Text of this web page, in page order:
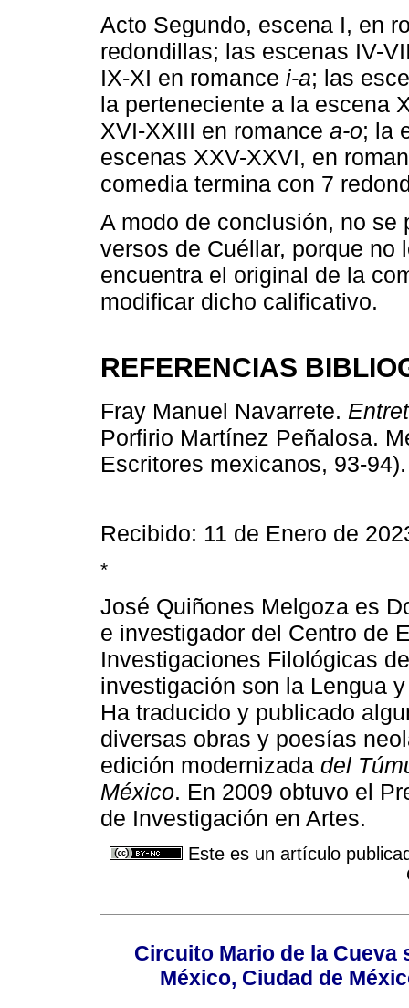
Acto Segundo, escena I, en
redondillas; las escenas IV-
IX-XI en romance i-a; las
la perteneciente a la escena
XVI-XXIII en romance a-o; la
escenas XXV-XXVI, en
comedia termina con 7
A modo de conclusión, no
versos de Cuéllar, porque no
encuentra el original de la
modificar dicho calificativo.
REFERENCIAS
Fray Manuel Navarrete.
Porfirio Martínez Peñalosa.
Escritores mexicanos, 93-
Recibido: 11 de Enero de
*
José Quiñones Melgoza es
e investigador del Centro de
Investigaciones Filológicas
investigación son la Lengua
Ha traducido y publicado
diversas obras y poesías
edición modernizada del
México. En 2009 obtuvo el
de Investigación en Artes.
Este es un artículo
Circuito Mario de la Cueva
México, Ciudad de